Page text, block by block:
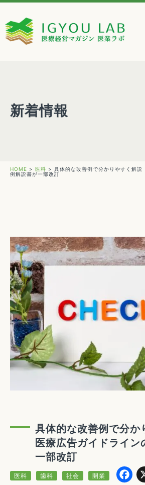
新着情報
HOME > 医科 > 具体的な改善例で分かりやすく解
例解説書が一部改訂
具体的な改善例で分
医療広告ガイドライン
一部改訂
医科 歯科 社会 開業